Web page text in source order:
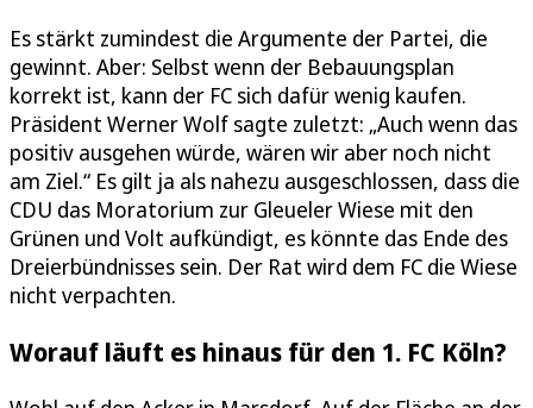
Es stärkt zumindest die Argumente der Partei, die
gewinnt. Aber: Selbst wenn der Bebauungsplan
korrekt ist, kann der FC sich dafür wenig kaufen.
Präsident Werner Wolf sagte zuletzt: „Auch wenn das
positiv ausgehen würde, wären wir aber noch nicht
am Ziel.“ Es gilt ja als nahezu ausgeschlossen, dass die
CDU das Moratorium zur Gleueler Wiese mit den
Grünen und Volt aufkündigt, es könnte das Ende des
Dreierbündnisses sein. Der Rat wird dem FC die Wiese
nicht verpachten.
Worauf läuft es hinaus für den 1. FC Köln?